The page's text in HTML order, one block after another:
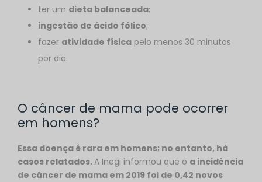
ter um dieta balanceada;
ingestão de ácido fólico;
fazer atividade física pelo menos 30 minutos
por dia.
O câncer de mama pode ocorrer
em homens?
Essa doença é rara em homens; no entanto, há
casos relatados. A Inegi informou que o a incidência
de câncer de mama em 2019 foi de 0,42 novos